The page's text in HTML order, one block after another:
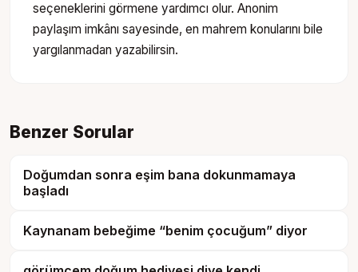
seçeneklerini görmene yardımcı olur. Anonim
paylaşım imkânı sayesinde, en mahrem konularını bile
yargılanmadan yazabilirsin.
Benzer Sorular
Doğumdan sonra eşim bana dokunmamaya
başladı
Kaynanam bebeğime “benim çocuğum” diyor